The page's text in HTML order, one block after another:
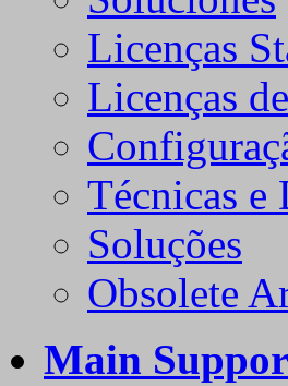
Licenças
Licenças
Técnicas e
Soluções
Obsolete
Main